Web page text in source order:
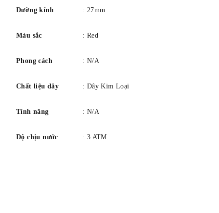
Đường kính : 27mm
Màu sắc : Red
Phong cách : N/A
Chất liệu dây : Dây Kim Loại
Tính năng : N/A
Độ chịu nước : 3 ATM